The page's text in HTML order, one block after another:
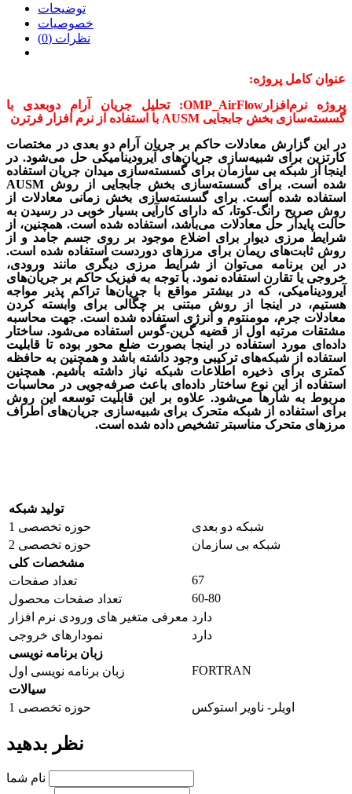
توضیحات
خصوصیات
نظرات (0)
عنوان کامل پروژه:
پروژه نرم‌افزارOMP_AirFlow: تحلیل جریان آرام دوبعدی با
گسسته‌سازی بخش جابجایی AUSM با استفاده از نرم افزار فرترن
در این گزارش معادلات حاکم بر جریان آرام دو بعدی در مختصات
کارتزین برای شبیه‌سازی جریان‌های آیرودینامیکی حل می‌شود. در
اینجا از شبکه بی سازمان برای گسسته‌سازی میدان جریان استفاده
شده است. برای گسسته‌سازی بخش جابجایی از روش AUSM
استفاده شده است. برای گسسته‌سازی بخش زمانی معادلات از
روش صریح رانگ-کوتا، که دارای کارآیی بسیار خوبی در رسیدن به
حالت پایدار حل معادلات می‌باشد، استفاده شده است. همچنین، از
شرایط مرزی دیوار برای اضلاع موجود بر روی جسم جامد و از
روش ثابت‌های ریمان برای مرزهای دوردست استفاده شده است.
در این برنامه می‌توان از شرایط مرزی دیگری مانند ورودی،
خروجی یا تقارن استفاده نمود. با توجه به فیزیک حاکم بر جریان‌های
آیرودینامیکی، که در بیشتر مواقع با جریان‌ها تراکم پذیر مواجه
هستیم، در اینجا از روش مبتنی بر چگالی برای وابسته کردن
معادلات جرم، مومنتوم و انرژی استفاده شده است. جهت محاسبه
مشتقات مرتبه اول از قضیه گرین-گوس استفاده می‌شود. ساختار
داده‌ای مورد استفاده در اینجا بصورت ضلع محور بوده تا قابلیت
استفاده از شبکه‌های ترکیبی وجود داشته باشد و همچنین به حافظه
کمتری برای ذخیره اطلاعات شبکه نیاز داشته باشیم. همچنین
استفاده از این نوع ساختار داده‌ای باعث صرفه‌جویی در محاسبات
مربوط به شارها می‌شود. علاوه بر این قابلیت توسعه این روش
برای استفاده از شبکه متحرک برای شبیه‌سازی جریان‌های اطراف
مرزهای متحرک مناسبتر تشخیص داده شده است.
تولید شبکه
حوزه تخصصی 1
شبکه دو بعدی
حوزه تخصصی 2
شبکه بی سازمان
مشخصات کلی
تعداد صفحات
67
تعداد صفحات محصول
60-80
معرفی متغیر های ورودی نرم افزار دارد
نمودارهای خروجی
دارد
زبان برنامه نویسی
زبان برنامه نویسی اول
FORTRAN
سیالات
حوزه تخصصی 1
اویلر- ناویر استوکس
نظر بدهید
نام شما